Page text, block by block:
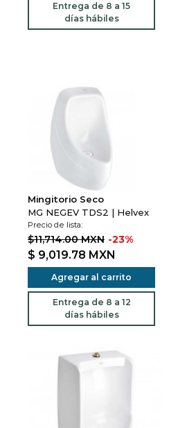
Entrega de 8 a 15
días hábiles
Mingitorio Seco
MG NEGEV TDS2 | Helvex
Precio de lista:
$11,714.00 MXN -23%
$ 9,019.78 MXN
Agregar al carrito
Entrega de 8 a 12
días hábiles